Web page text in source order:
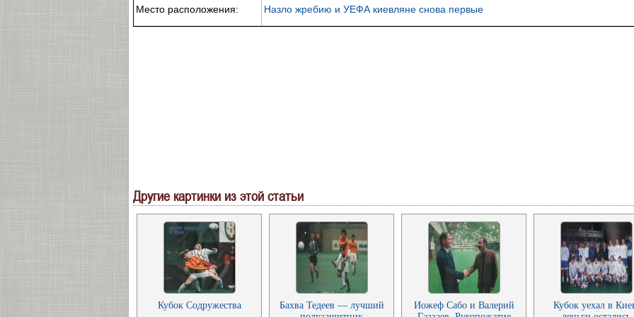
Место расположения: Назло жребию и УЕФА киевляне снова первые
Другие картинки из этой статьи
Кубок Содружества
Бахва Тедеев — лучший
Иожеф Сабо и Валерий
Кубок уехал в